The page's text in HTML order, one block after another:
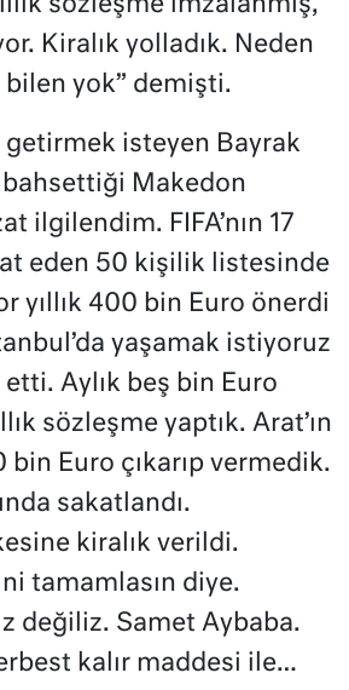
sözleşme imzalanmış,
Kiralık yolladık. Neden
bilen yok” demişti.
getirmek isteyen Bayrak
bahsettiği Makedon
ilgilendim. FIFA’nın 17
eden 50 kişilik listesinde
yıllık 400 bin Euro önerdi
yaşamak istiyoruz
Aylık beş bin Euro
sözleşme yaptık. Arat’ın
Euro çıkarıp vermedik.
sakatlandı.
kiralık verildi.
tamamlasın diye.
değiliz. Samet Aybaba.
kalır maddesi ile…